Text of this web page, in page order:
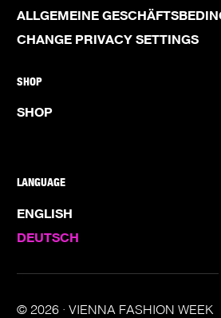
ALLGEMEINE
CHANGE PRIVACY SETTINGS
SHOP
SHOP
LANGUAGE
ENGLISH
DEUTSCH
© 2026 · VIENNA FASHION WEEK